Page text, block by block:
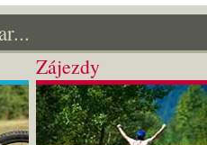
Zájezdy